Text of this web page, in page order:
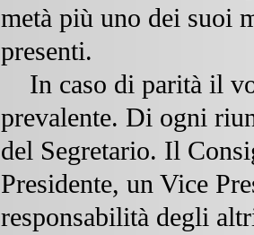
metà più uno dei suoi
presenti.
In caso di parità il
prevalente. Di ogni
del Segretario. Il
Presidente, un Vice
responsabilità degli